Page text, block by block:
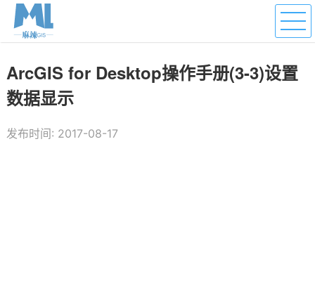
ArcGIS for Desktop操作手册(3-3)设置
数据显示
发布时间: 2017-08-17